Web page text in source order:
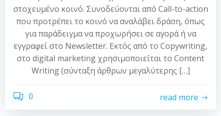
στοχευμένο κοινό. Συνοδεύονται από Call-to-action
που προτρέπει το κοινό να αναλάβει δράση, όπως
για παράδειγμα να προχωρήσει σε αγορά ή να
εγγραφεί στο Newsletter. Εκτός από το Copywriting,
στο digital marketing χρησιμοποιείται το Content
Writing (σύνταξη άρθρων μεγαλύτερης […]
0 read more